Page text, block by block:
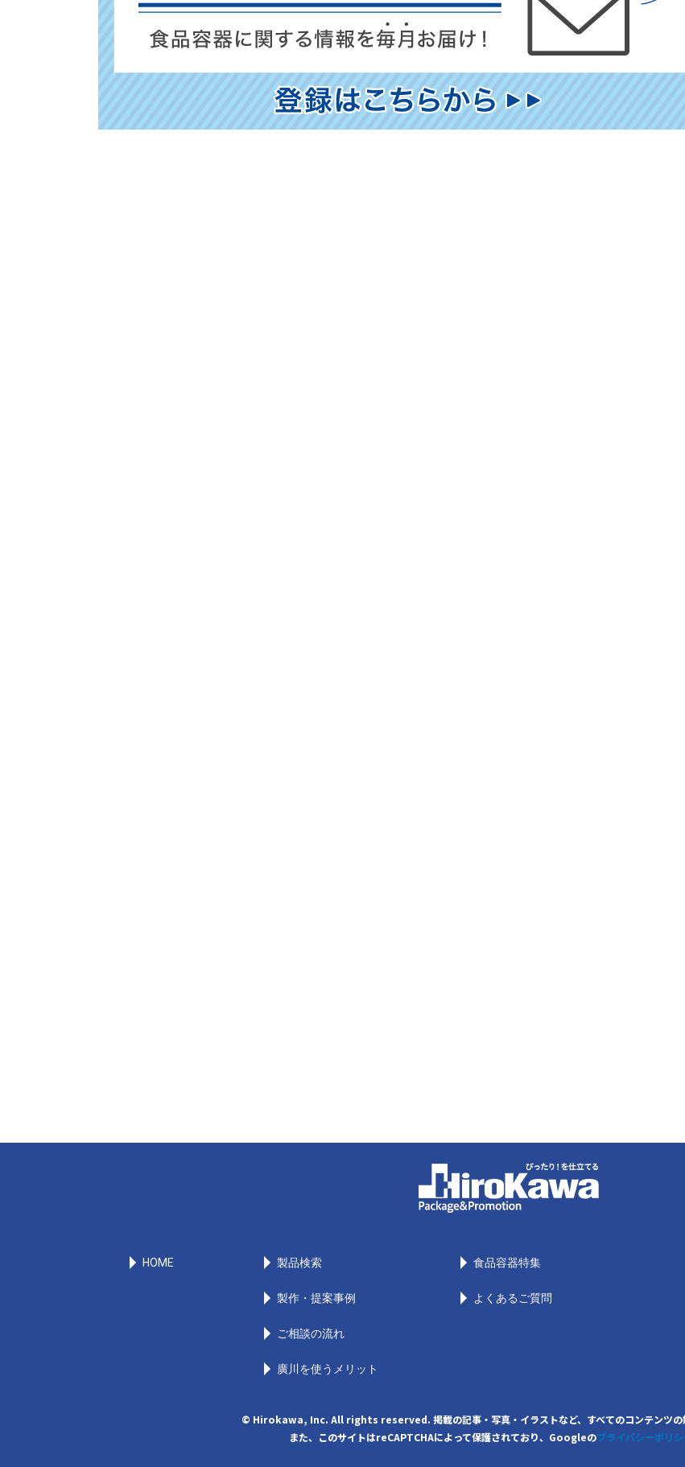
HOME 製品検索
製作・提案事例
ご相談の流れ
廣川を使うメリット
食品容器特集
よくあるご質問
© Hirokawa, Inc. All rights reserved. 掲載の記事・写真・イラストなど、すべてのコンテンツの無
また、このサイトはreCAPTCHAによって保護されており、Googleのプライバシーポリシ